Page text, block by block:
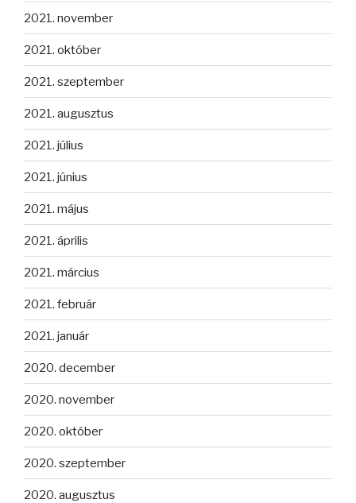
2021. november
2021. október
2021. szeptember
2021. augusztus
2021. július
2021. június
2021. május
2021. április
2021. március
2021. február
2021. január
2020. december
2020. november
2020. október
2020. szeptember
2020. augusztus